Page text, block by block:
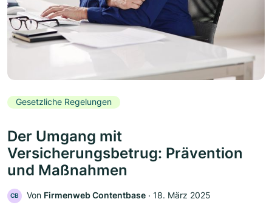
Gesetzliche Regelungen
Der Umgang mit
Versicherungsbetrug: Prävention
und Maßnahmen
CB Von Firmenweb Contentbase ‧ 18. März 2025